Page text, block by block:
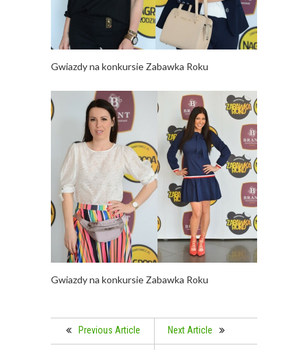
Gwiazdy na konkursie Zabawka Roku
Gwiazdy na konkursie Zabawka Roku
Previous Article Next Article